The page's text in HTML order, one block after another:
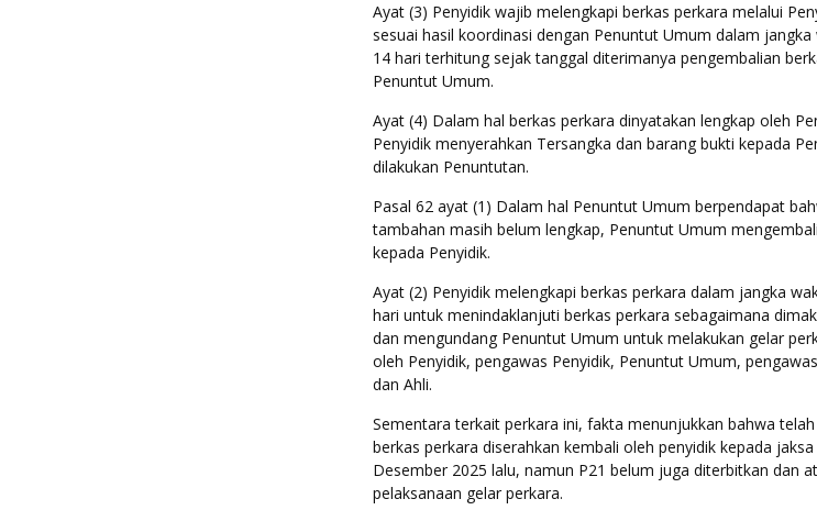
Ayat (3) Penyidik wajib melengkapi berkas perkara melalui
sesuai hasil koordinasi dengan Penuntut Umum dalam
14 hari terhitung sejak tanggal diterimanya pengembalian
Penuntut Umum.
Ayat (4) Dalam hal berkas perkara dinyatakan lengkap oleh
Penyidik menyerahkan Tersangka dan barang bukti kepada
dilakukan Penuntutan.
Pasal 62 ayat (1) Dalam hal Penuntut Umum berpendapat
tambahan masih belum lengkap, Penuntut Umum
kepada Penyidik.
Ayat (2) Penyidik melengkapi berkas perkara dalam jangka
hari untuk menindaklanjuti berkas perkara sebagaimana
dan mengundang Penuntut Umum untuk melakukan gelar
oleh Penyidik, pengawas Penyidik, Penuntut Umum,
dan Ahli.
Sementara terkait perkara ini, fakta menunjukkan bahwa
berkas perkara diserahkan kembali oleh penyidik kepada
Desember 2025 lalu, namun P21 belum juga diterbitkan dan
pelaksanaan gelar perkara.